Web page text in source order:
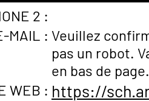
2 :
MAIL : Veuillez
pas un robot.
en bas de page.
WEB : https://